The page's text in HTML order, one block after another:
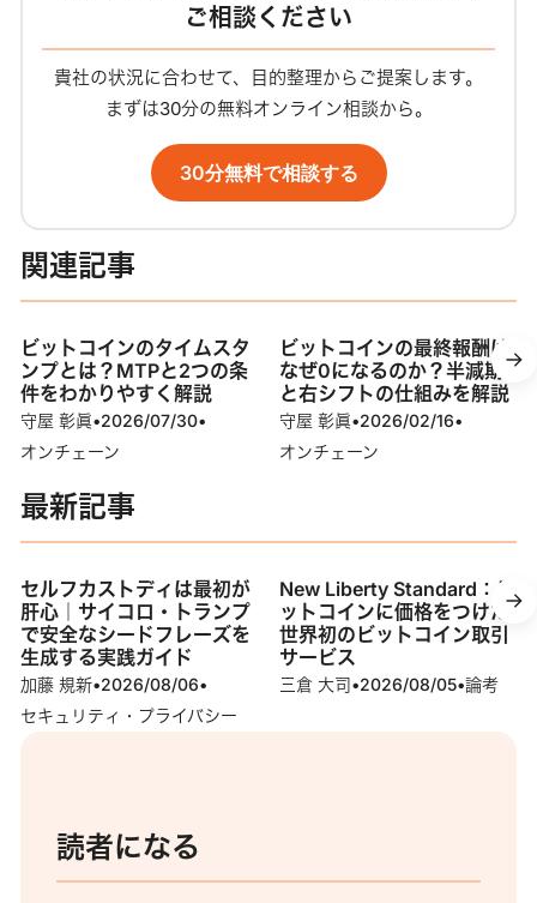
ご相談ください
貴社の状況に合わせて、目的整理からご提案します。
まずは30分の無料オンライン相談から。
30分無料で相談する
関連記事
ビットコインのタイムスタ
ンプとは？MTPと2つの条
件をわかりやすく解説
守屋 彰眞•2026/07/30•
オンチェーン
ビットコインの最終報酬は
なぜ0になるのか？半減期
と右シフトの仕組みを解説
守屋 彰眞•2026/02/16•
オンチェーン
最新記事
セルフカストディは最初が
肝心｜サイコロ・トランプ
で安全なシードフレーズを
生成する実践ガイド
加藤 規新•2026/08/06•
セキュリティ・プライバシー
New Liberty Standard：ビ
ットコインに価格をつけた
世界初のビットコイン取引
サービス
三倉 大司•2026/08/05•論考
読者になる